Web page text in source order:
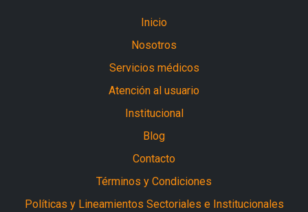
Inicio
Nosotros
Servicios médicos
Atención al usuario
Institucional
Blog
Contacto
Términos y Condiciones
Políticas y Lineamientos Sectoriales e Institucionales